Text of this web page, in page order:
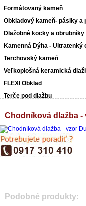
Formátovaný kameň
Obkladový kameň- pásiky a
Dlažobné kocky a obrubníky
Kamenná Dýha - Ultratenký
Terchovský kameň
Veľkoplošná keramická
FLEXI Obklad
Terče pod dlažbu
Chodníková dlažba -
Podobné produkty: